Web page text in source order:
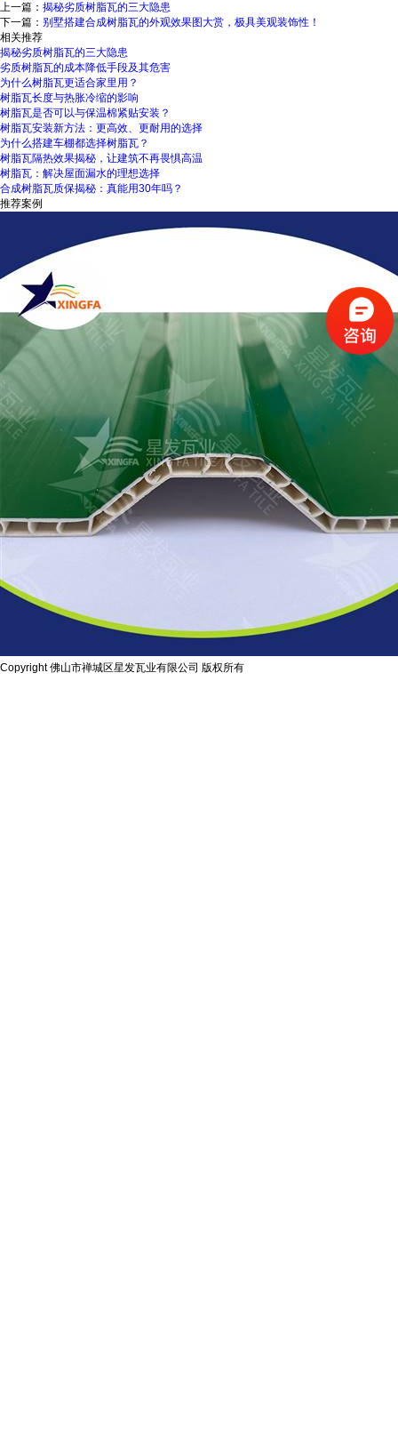
上一篇： 揭秘劣质树脂瓦的三大隐患
下一篇： 别墅搭建合成树脂瓦的外观效果图大赏，极具美观装饰性！
相关推荐
揭秘劣质树脂瓦的三大隐患
劣质树脂瓦的成本降低手段及其危害
为什么树脂瓦更适合家里用？
树脂瓦长度与热胀冷缩的影响
树脂瓦是否可以与保温棉紧贴安装？
树脂瓦安装新方法：更高效、更耐用的选择
为什么搭建车棚都选择树脂瓦？
树脂瓦隔热效果揭秘，让建筑不再畏惧高温
树脂瓦：解决屋面漏水的理想选择
合成树脂瓦质保揭秘：真能用30年吗？
推荐案例
Copyright 佛山市禅城区星发瓦业有限公司 版权所有